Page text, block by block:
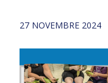
27 NOVEMBRE 2024